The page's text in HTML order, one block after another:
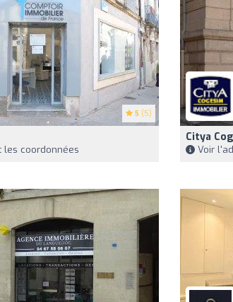
5 (5)
les coordonnées
Citya
Voir